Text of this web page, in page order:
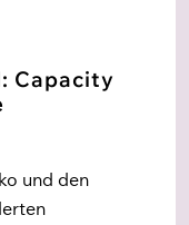
Capacity
und den